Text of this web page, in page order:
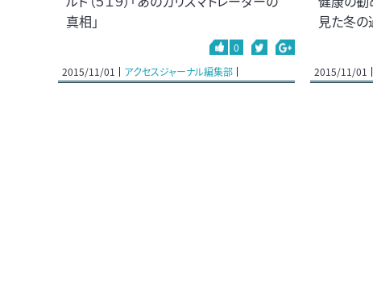
真相」
0
2015/11/01
アクセスジャーナル編集部
見た冬の
2015/11/01